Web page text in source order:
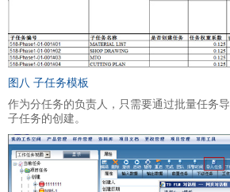
图八 子任务模板
作为分任务的负责人，只需要通过批量任务
子任务的创建。